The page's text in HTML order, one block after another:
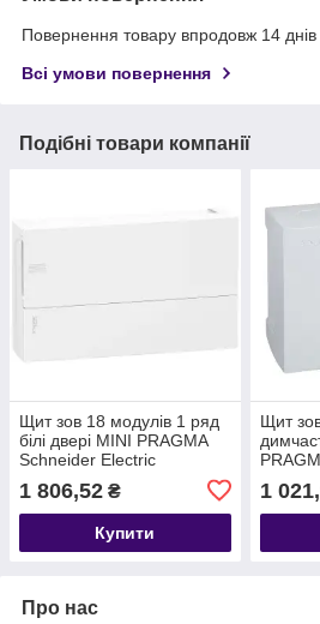
Повернення товару впродовж 14 днів
Всі умови повернення
Подібні товари компанії
Щит зов 18 модулів 1 ряд
білі двері MINI PRAGMA
Schneider Electric
1 806,52 ₴
Купити
Щит
1
Про нас